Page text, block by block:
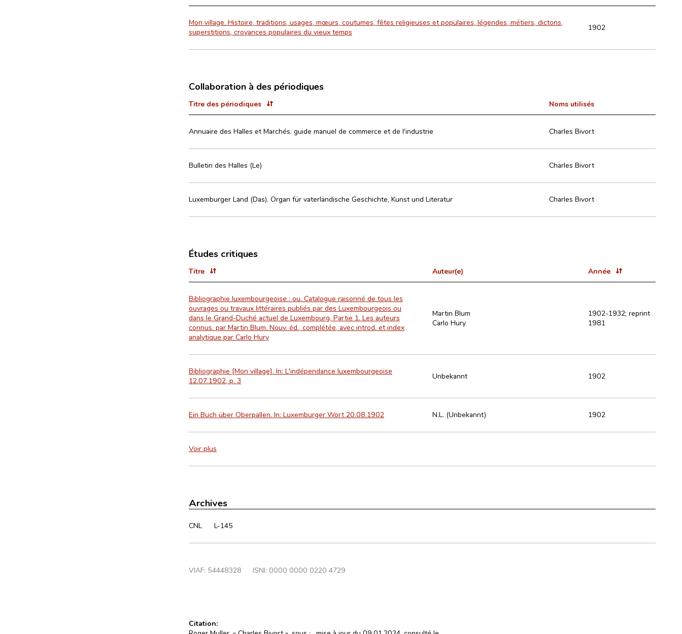
Mon village. Histoire, traditions, usages, mœurs, coutumes, fêtes religieuses et populaires, légendes, métiers, dictons,
superstitions, croyances populaires du vieux temps
1902
Collaboration à des périodiques
Titre des périodiques Noms utilisés
Annuaire des Halles et Marchés. guide manuel de commerce et de l'industrie Charles Bivort
Bulletin des Halles (Le) Charles Bivort
Luxemburger Land (Das). Organ für vaterländische Geschichte, Kunst und Literatur Charles Bivort
Études critiques
Titre Auteur(e) Année
Bibliographie luxembourgeoise : ou. Catalogue raisonné de tous les
ouvrages ou travaux littéraires publiés par des Luxembourgeois ou
dans le Grand-Duché actuel de Luxembourg. Partie 1. Les auteurs
connus. par Martin Blum. Nouv. éd., complétée, avec introd. et index
analytique par Carlo Hury
Martin Blum
Carlo Hury
1902-1932; reprint
1981
Bibliographie [Mon village]. In: L'indépendance luxembourgeoise
12.07.1902, p. 3
Unbekannt 1902
Ein Buch über Oberpallen. In: Luxemburger Wort 20.08.1902 N.L. (Unbekannt) 1902
Voir plus
Archives
CNL L-145
VIAF: 54448328 ISNI: 0000 0000 0220 4729
Citation: